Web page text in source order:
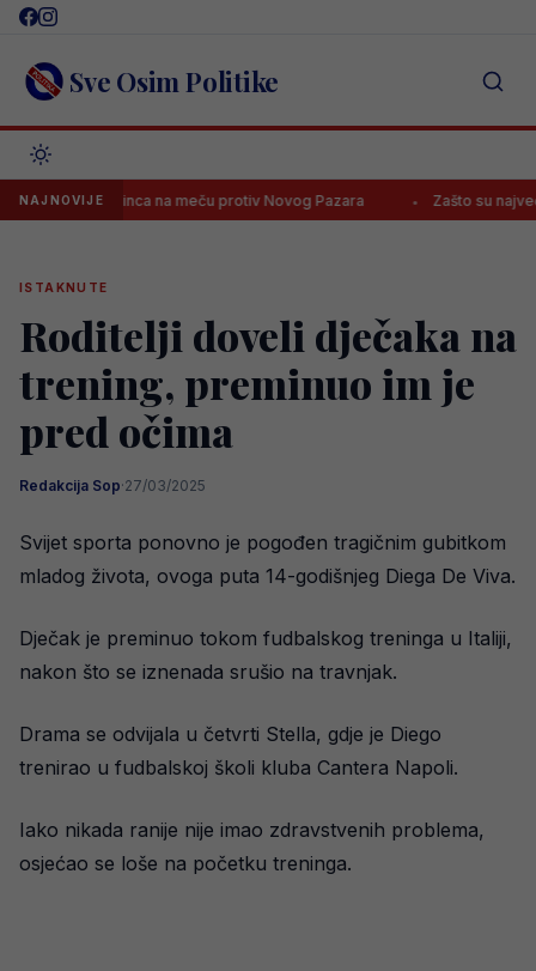
Skip
content Sve Osim Politike
NAJNOVIJE
zločinca na meču protiv Novog Pazara Zašto su najveći klub
ISTAKNUTE
Roditelji doveli dječaka na
trening, preminuo im je
pred očima
Redakcija Sop·27/03/2025
Svijet sporta ponovno je pogođen tragičnim gubitkom
mladog života, ovoga puta 14-godišnjeg Diega De Viva.
Dječak je preminuo tokom fudbalskog treninga u Italiji,
nakon što se iznenada srušio na travnjak.
Drama se odvijala u četvrti Stella, gdje je Diego
trenirao u fudbalskoj školi kluba Cantera Napoli.
Iako nikada ranije nije imao zdravstvenih problema,
osjećao se loše na početku treninga.